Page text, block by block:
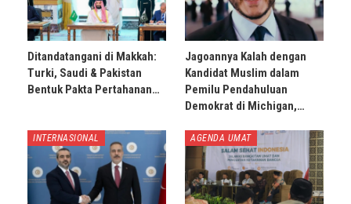
Ditandatangani di Makkah:
Turki, Saudi & Pakistan
Bentuk Pakta Pertahanan…
Jagoannya Kalah dengan
Kandidat Muslim dalam
Pemilu Pendahuluan
Demokrat di Michigan,…
INTERNASIONAL AGENDA UMAT